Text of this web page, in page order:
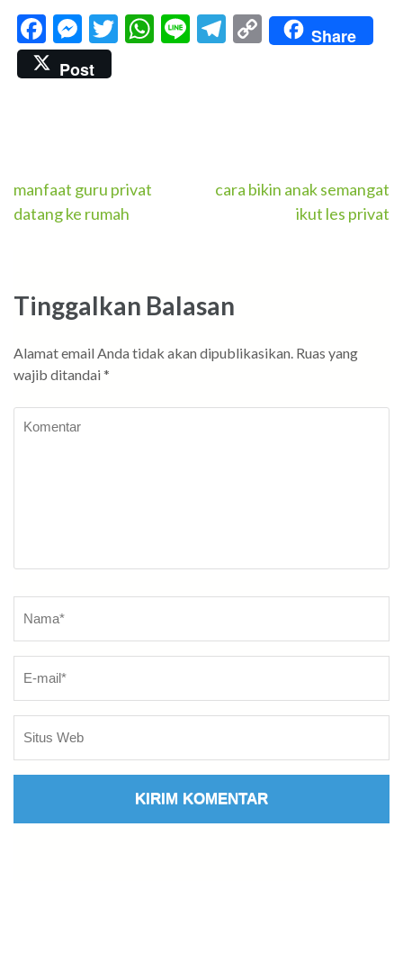
Facebook
Messenger
Twitter
WhatsApp
LineTelegram
CopyShare
Post
Navigasi
pos
manfaat guru privat
datang ke rumah
cara bikin anak semangat
ikut les privat
Tinggalkan Balasan
Alamat email Anda tidak akan dipublikasikan. Ruas yang
wajib ditandai *